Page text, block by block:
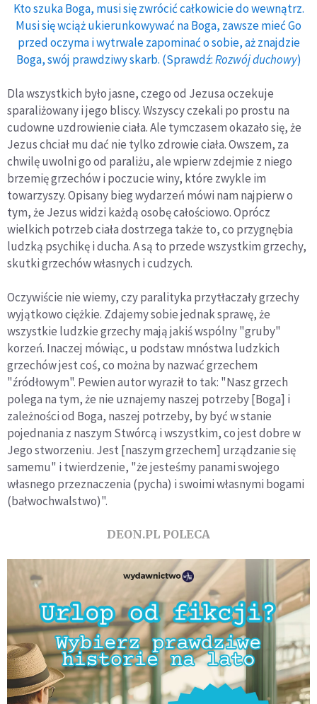
Kto szuka Boga, musi się zwrócić całkowicie do wewnątrz.
Musi się wciąż ukierunkowywać na Boga, zawsze mieć Go
przed oczyma i wytrwale zapominać o sobie, aż znajdzie
Boga, swój prawdziwy skarb. (Sprawdź:Rozwój duchowy)
Dla wszystkich było jasne, czego od Jezusa oczekuje
sparaliżowany i jego bliscy. Wszyscy czekali po prostu na
cudowne uzdrowienie ciała. Ale tymczasem okazało się, że
Jezus chciał mu dać nie tylko zdrowie ciała. Owszem, za
chwilę uwolni go od paraliżu, ale wpierw zdejmie z niego
brzemię grzechów i poczucie winy, które zwykle im
towarzyszy. Opisany bieg wydarzeń mówi nam najpierw o
tym, że Jezus widzi każdą osobę całościowo. Oprócz
wielkich potrzeb ciała dostrzega także to, co przygnębia
ludzką psychikę i ducha. A są to przede wszystkim grzechy,
skutki grzechów własnych i cudzych.
Oczywiście nie wiemy, czy paralityka przytłaczały grzechy
wyjątkowo ciężkie. Zdajemy sobie jednak sprawę, że
wszystkie ludzkie grzechy mają jakiś wspólny "gruby"
korzeń. Inaczej mówiąc, u podstaw mnóstwa ludzkich
grzechów jest coś, co można by nazwać grzechem
"źródłowym". Pewien autor wyraził to tak: "Nasz grzech
polega na tym, że nie uznajemy naszej potrzeby [Boga] i
zależności od Boga, naszej potrzeby, by być w stanie
pojednania z naszym Stwórcą i wszystkim, co jest dobre w
Jego stworzeniu. Jest [naszym grzechem] urządzanie się
samemu" i twierdzenie, "że jesteśmy panami swojego
własnego przeznaczenia (pycha) i swoimi własnymi bogami
(bałwochwalstwo)".
DEON.PL POLECA